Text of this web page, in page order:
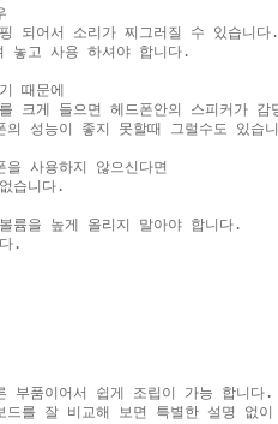
되어서 소리가 찌그러질 수 있습니다.
놓고 사용 하셔야 합니다.
때문에
크게 들으면 헤드폰안의 스피커가 감
성능이 좋지 못할때 그럴수도 있습
사용하지 않으신다면
습니다.
륨을 높게 올리지 말아야 합니다.
.
부품이어서 쉽게 조립이 가능 합니다.
드를 잘 비교해 보면 특별한 설명 없